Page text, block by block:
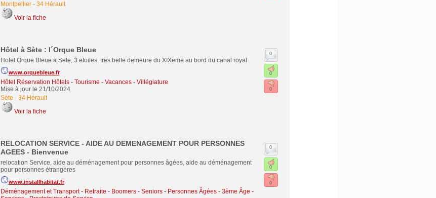
Montpellier- 34 Hérault
Voir la fiche
Hôtel à Sète : l´Orque Bleue
Hotel Orque Bleue a Sete, 3 etoiles, tres belle demeure du XIXeme au bord du canal royal
www.orquebleue.fr
Hôtel Réservation Hôtels- Tourisme - Vacances - Villégiature
Mise à jour le 21/10/2024
Sète - 34 Hérault
Voir la fiche
0
0
0
RELOCATION SERVICE - AIDE AU DEMENAGEMENT POUR PERSONNES
AGEES - Bienvenue
relocation Service, aide au déménagement pour personnes âgées, aide au déménagement
pour personnes étrangères
www.installhabitat.fr
Déménagement et Transport- Retraite - Boomers - Seniors - Personnes Âgées - 3ème Âge -
0
0
0